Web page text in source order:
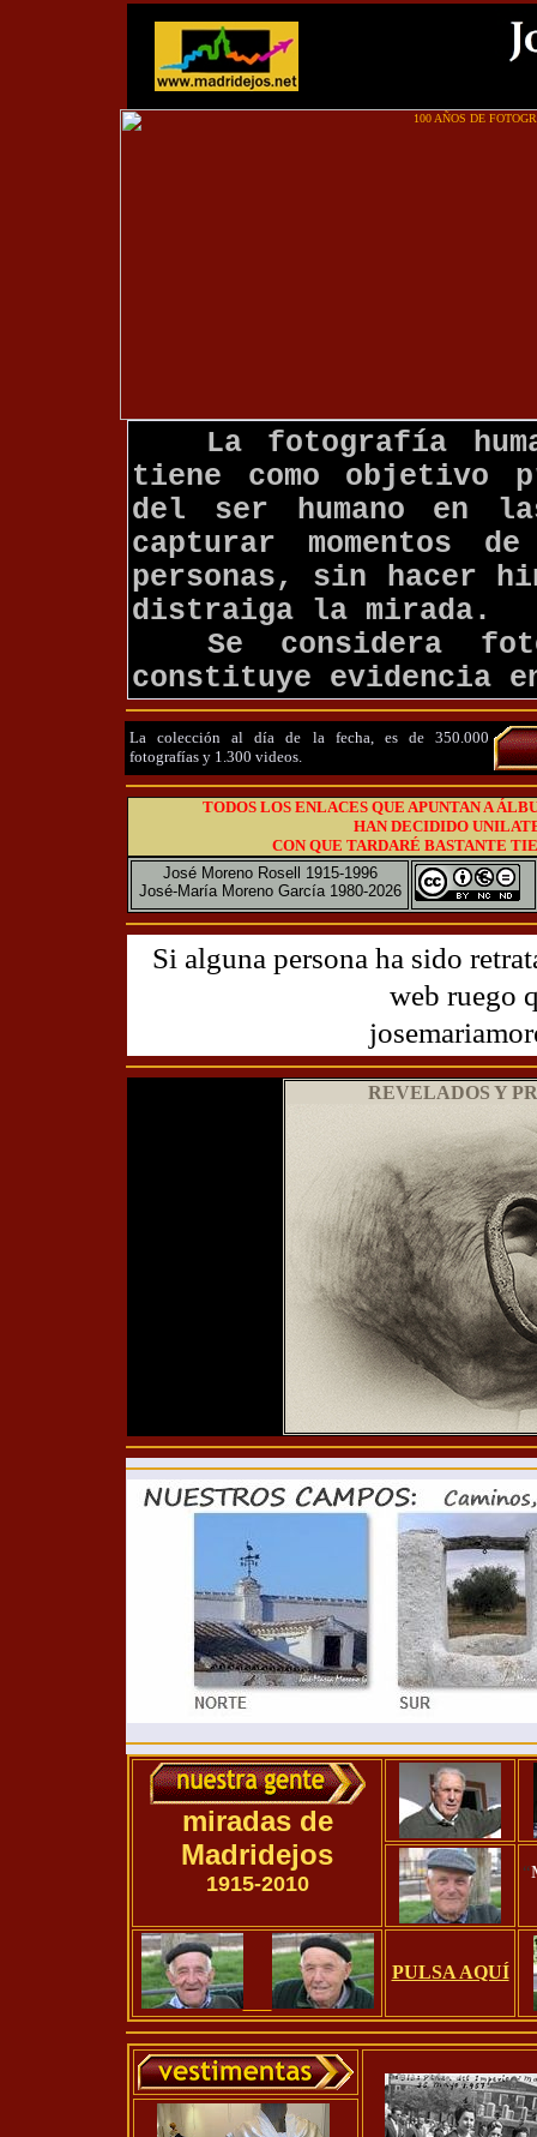
La fotografía
tiene como objetivo
del ser humano en
capturar momentos
personas, sin hacer
distraiga la mirada.
Se considera
constituye evidencia
La colección al día de la fecha, es de 350.000
fotografías y 1.300 videos.
TODOS LOS ENLACES QUE APUNTAN A
HAN DECIDIDO
CON QUE TARDARÉ BASTANTE
José Moreno Rosell 1915-1996
José-María Moreno García 1980-2026
Si alguna persona ha sido
web ruego
REVELADOS Y
miradas de
Madridejos
1915-2010 “
PULSA AQUÍ